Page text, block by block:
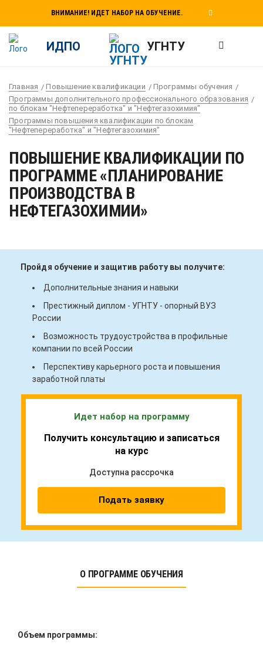
ВНИМАНИЕ! ИДЕТ НАБОР НА ОБУЧЕНИЕ.
ИДПО УГНТУ
Главная Повышение квалификации
Программы обучения
Программы дополнительного профессионального образования
по блокам "Нефтепереработка" и "Нефтегазохимия"
Программы повышения квалификации по блокам
"Нефтепереработка" и "Нефтегазохимия"
ПОВЫШЕНИЕ КВАЛИФИКАЦИИ ПО
ПРОГРАММЕ «ПЛАНИРОВАНИЕ
ПРОИЗВОДСТВА В
НЕФТЕГАЗОХИМИИ»
Пройдя обучение и защитив работу вы получите:
Дополнительные знания и навыки
Престижный диплом - УГНТУ - опорный ВУЗ
России
Возможность трудоустройства в профильные
компании по всей России
Перспективу карьерного роста и повышения
заработной платы
Идет набор на программу
Получить консультацию и записаться
на курс
Доступна рассрочка
Подать заявку
О ПРОГРАММЕ ОБУЧЕНИЯ
Объем программы: